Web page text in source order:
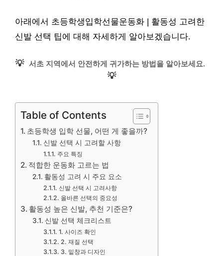
아래에서 초등학생입학선물운동화 | 활동성 고려한
신발 선택 팁에 대해 자세하게 알아보겠습니다.
💡 서초 지역에서 안전하게 귀가하는 방법을 알아보세요.
💡
Table of Contents
초등학생 입학 선물, 어떤 게 좋을까?
신발 선택 시 고려할 사항
주요 특징
적합한 운동화 고르는 법
활동성 고려 시 주요 요소
신발 선택 시 고려사항
올바른 선택의 중요성
활동성 높은 신발, 추천 기준은?
신발 선택 체크리스트
1. 사이즈 확인
2. 재질 선택
3. 밑창과 디자인